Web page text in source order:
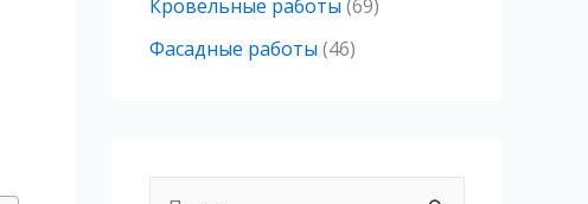
Кровельные работы (69)
Фасадные работы (46)